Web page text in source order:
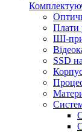
Плати
ШІ-
SSD